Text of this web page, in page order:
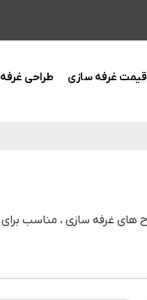
قیمت غرفه سازی طراحی غرفه